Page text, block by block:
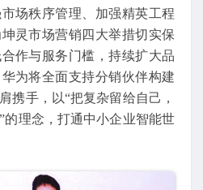
场秩序管理、加强精英工程
灵市场营销四大举措切实保
作与服务门槛，持续扩大品
为将全面支持分销伙伴构建
携手，以“把复杂留给自己，
的理念，打通中小企业智能世